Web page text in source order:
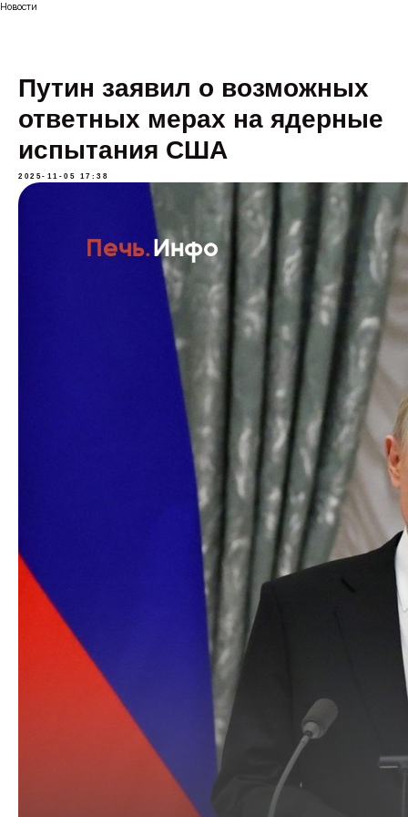
Новости
Путин заявил о возможных
ответных мерах на ядерные
испытания США
2025-11-05 17:38